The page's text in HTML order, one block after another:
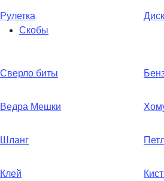
Рулетка
Скобы
Сверло биты
Ведра Мешки
Шланг
Клей